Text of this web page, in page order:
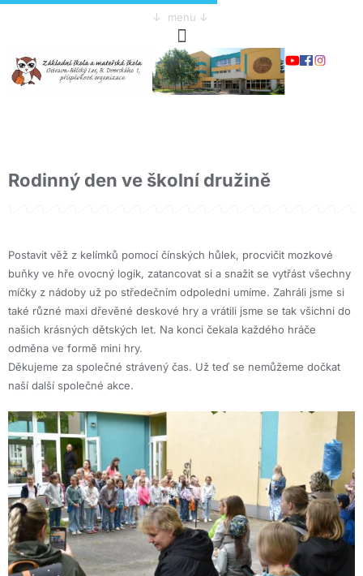
↓ menu ↓
Rodinný den ve školní družině
Postavit věž z kelímků pomocí čínských hůlek, procvičit mozkové
buňky ve hře ovocný logik, zatancovat si a snažit se vytřást všechny
míčky z nádoby už po středečním odpoledni umíme. Zahráli jsme si
také různé maxi dřevěné deskové hry a vrátili jsme se tak všichni do
našich krásných dětských let. Na konci čekala každého hráče
odměna ve formě mini hry.
Děkujeme za společné strávený čas. Už teď se nemůžeme dočkat
naší další společné akce.